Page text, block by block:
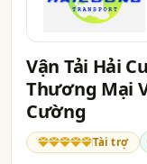
Vận Tải Hải
Thương Mại
Cường
Tài trợ